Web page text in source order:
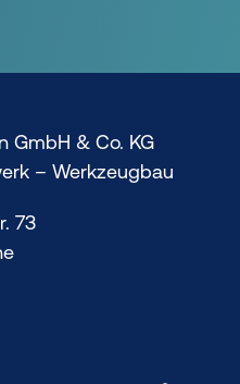
GmbH & Co. KG
– Werkzeugbau
73